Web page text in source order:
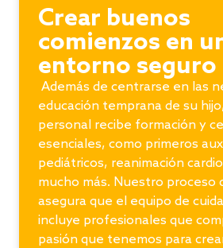
Crear buenos
comienzos en
entorno seguro
Además de centrarse en las
educación temprana de su
personal recibe formación y
esenciales, como primeros
pediátricos, reanimación
mucho más. Nuestro proceso
asegura que el equipo de
incluye profesionales que
pasión que tenemos para